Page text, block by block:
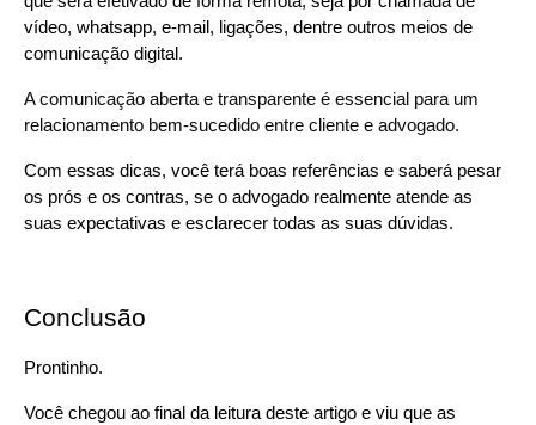
vídeo, whatsapp, e-mail, ligações, dentre outros meios de
comunicação digital.
A comunicação aberta e transparente é essencial para um
relacionamento bem-sucedido entre cliente e advogado.
Com essas dicas, você terá boas referências e saberá pesar
os prós e os contras, se o advogado realmente atende as
suas expectativas e esclarecer todas as suas dúvidas.
Conclusão
Prontinho.
Você chegou ao final da leitura deste artigo e viu que as